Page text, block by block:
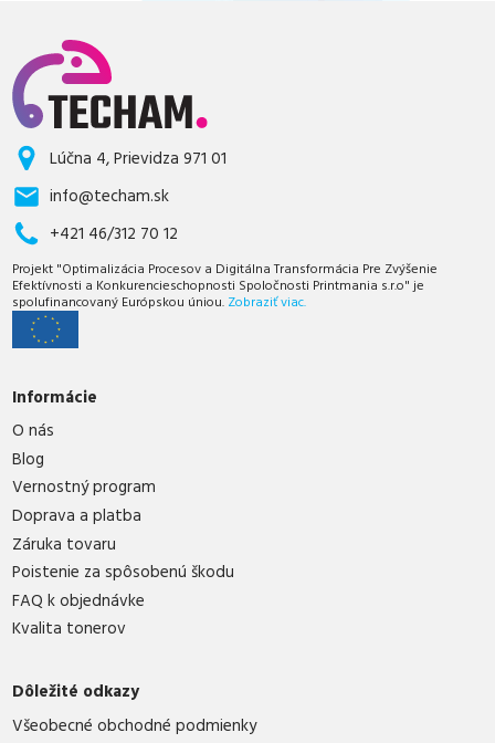
Lúčna 4, Prievidza 971 01
info@techam.sk
+421 46/312 70 12
Projekt "Optimalizácia Procesov a Digitálna Transformácia Pre Zvýšenie
Efektívnosti a Konkurencieschopnosti Spoločnosti Printmania s.r.o" je
spolufinancovaný Európskou úniou. Zobraziť viac.
Informácie
O nás
Blog
Vernostný program
Doprava a platba
Záruka tovaru
Poistenie za spôsobenú škodu
FAQ k objednávke
Kvalita tonerov
Dôležité odkazy
Všeobecné obchodné podmienky